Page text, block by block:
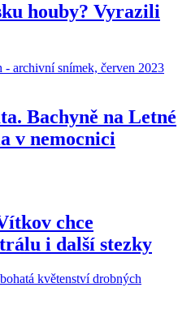
houby? Vyrazili
Bachyně na Letné
v nemocnici
chce
i další stezky